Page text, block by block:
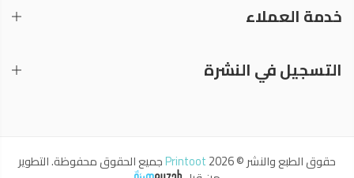
خدمة العملاء
التسجيل في النشرة
حقوق الطبع والنشر © 2026 Printootجميع الحقوق محفوظة. التطوير